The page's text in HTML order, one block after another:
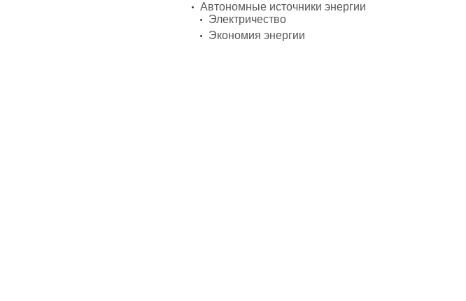
Автономные источники энергии
Электричество
Экономия энергии